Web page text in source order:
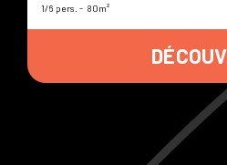
1/6 pers. 80m²